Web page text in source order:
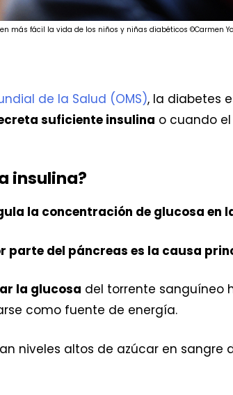
más fácil la vida de los niños y niñas diabéticos ©Carmen
de la Salud (OMS), la diabetes
suficiente insulina o cuando
insulina?
la concentración de glucosa en
parte del páncreas es la causa
la glucosa del torrente sanguíneo
como fuente de energía.
niveles altos de azúcar en sangre